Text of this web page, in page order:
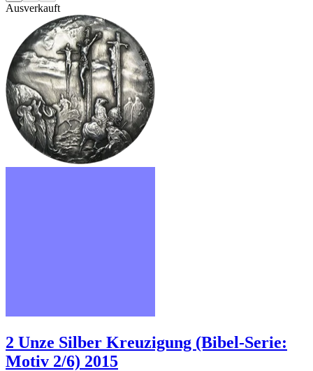
Ausverkauft
2 Unze Silber Kreuzigung (Bibel-Serie:
Motiv 2/6) 2015